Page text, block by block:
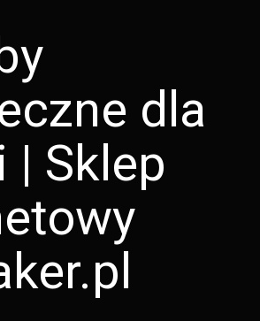
dla
| Sklep